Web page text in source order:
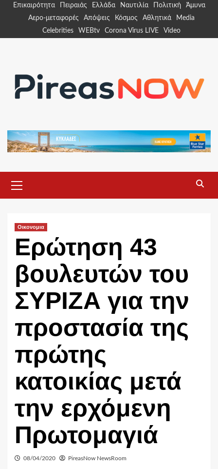
Επικαιρότητα Πειραιάς Ελλάδα Ναυτιλία Πολιτική
Άμυνα
Αερο-μεταφορές
Απόψεις Κόσμος Αθλητικά
Media
Celebrities
WEBtv Corona Virus LIVE Video
Menu
Οικονομια
Ερώτηση 43
βουλευτών του
ΣΥΡΙΖΑ για την
προστασία της
πρώτης
κατοικίας μετά
την ερχόμενη
Πρωτομαγιά
08/04/2020 PireasNow NewsRoom